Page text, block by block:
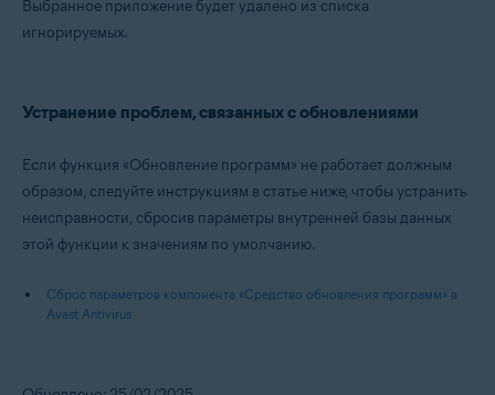
Выбранное приложение будет удалено из списка
игнорируемых.
Устранение проблем, связанных с обновлениями
Если функция «Обновление программ» не работает должным
образом, следуйте инструкциям в статье ниже, чтобы устранить
неисправности, сбросив параметры внутренней базы данных
этой функции к значениям по умолчанию.
Сброс параметров компонента «Средство обновления программ» в
Avast Antivirus